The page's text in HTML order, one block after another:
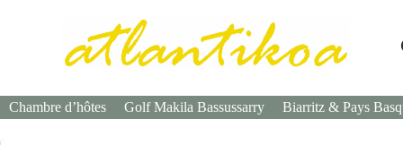
Chambre d’hôtes Golf Makila Bassussarry Biarritz & Pays